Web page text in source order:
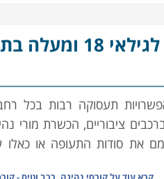
- קורסים לגילאי 18
תעסוקה רבות בכל
ציבוריים, הכשרת מורי
את סודות התעופה או כאלו